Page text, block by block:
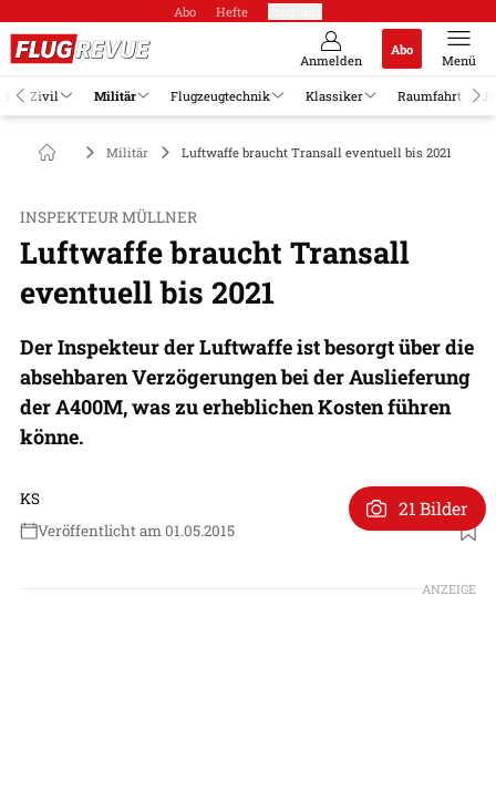
Abo Hefte
Anmelden
Abo
Menü
Zivil Militär Flugzeugtechnik Klassiker Raumfahrt
Militär Luftwaffe braucht Transall eventuell bis 2021
INSPEKTEUR MÜLLNER
Luftwaffe braucht Transall
eventuell bis 2021
Der Inspekteur der Luftwaffe ist besorgt über die
absehbaren Verzögerungen bei der Auslieferung
der A400M, was zu erheblichen Kosten führen
könne.
KS
Veröffentlicht am 01.05.2015
21 Bilder
ANZEIGE